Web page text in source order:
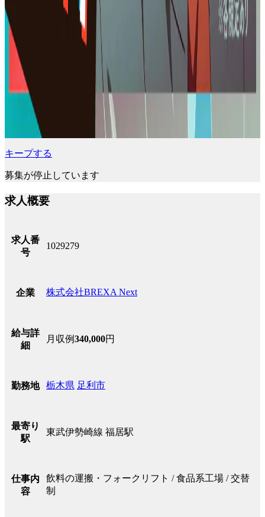
キープする
募集が停止しています
求人概要
求人番
号
1029279
企業 株式会社BREXA Next
給与詳
細
月収例340,000円
勤務地 栃木県 足利市
最寄り
駅
東武伊勢崎線 福居駅
仕事内
容
飲料の運搬・フォークリフト / 食品系工場 / 交替
制